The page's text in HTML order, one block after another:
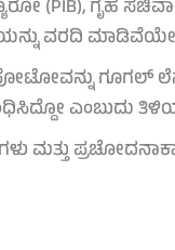
(PIB), ಗೃಹ
ವರದಿ
ಗೂಗಲ್
ಎಂಬುದು